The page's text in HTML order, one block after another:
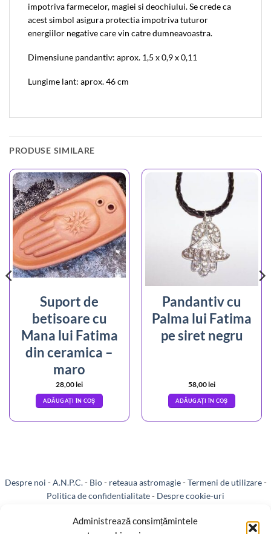
Administrează consimțămintele
impotriva farmecelor, magiei si deochiului. Se crede ca
acest simbol asigura protectia impotriva tuturor
energiilor negative care vin catre dumneavoastra.
Dimensiune pandantiv: aprox. 1,5 x 0,9 x 0,11
Lungime lant: aprox. 46 cm
PRODUSE SIMILARE
Suport de
betisoare cu
Mana lui Fatima
din ceramica –
maro
28,00lei
ADĂUGAȚI ÎN COȘ
Pandantiv cu
Palma lui Fatima
pe siret negru
58,00lei
ADĂUGAȚI ÎN COȘ
Despre noi -A.N.P.C.- Bio- reteaua astromagie-Termeni de utilizare-
Politica de confidentialitate- Despre cookie-uri
Reclamatii si retur-Politica de rezolvare a reclamatiilor